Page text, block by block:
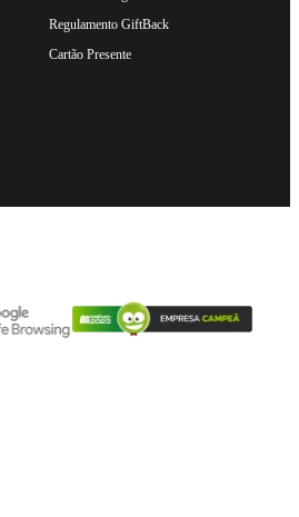
Regulamento GiftBack
Cartão Presente